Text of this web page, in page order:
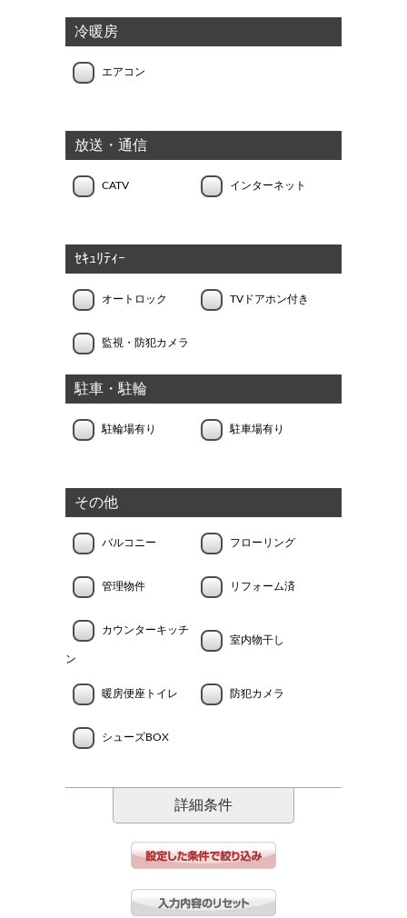
冷暖房
エアコン
放送・通信
CATV インターネット
ｾｷｭﾘﾃｨｰ
オートロック TVドアホン付き
監視・防犯カメラ
駐車・駐輪
駐輪場有り 駐車場有り
その他
バルコニー フローリング
管理物件 リフォーム済
カウンターキッチ
ン
室内物干し
暖房便座トイレ 防犯カメラ
シューズBOX